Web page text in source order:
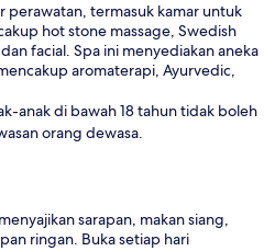
perawatan, termasuk kamar untuk
hot stone massage, Swedish
facial. Spa ini menyediakan aneka
aromaterapi, Ayurvedic,
anak di bawah 18 tahun tidak boleh
orang dewasa.
sarapan, makan siang,
ringan. Buka setiap hari